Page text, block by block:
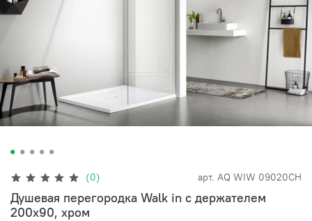
(0) арт. AQ WIW 09020CH
Душевая перегородка Walk in с держателем
200х90, хром